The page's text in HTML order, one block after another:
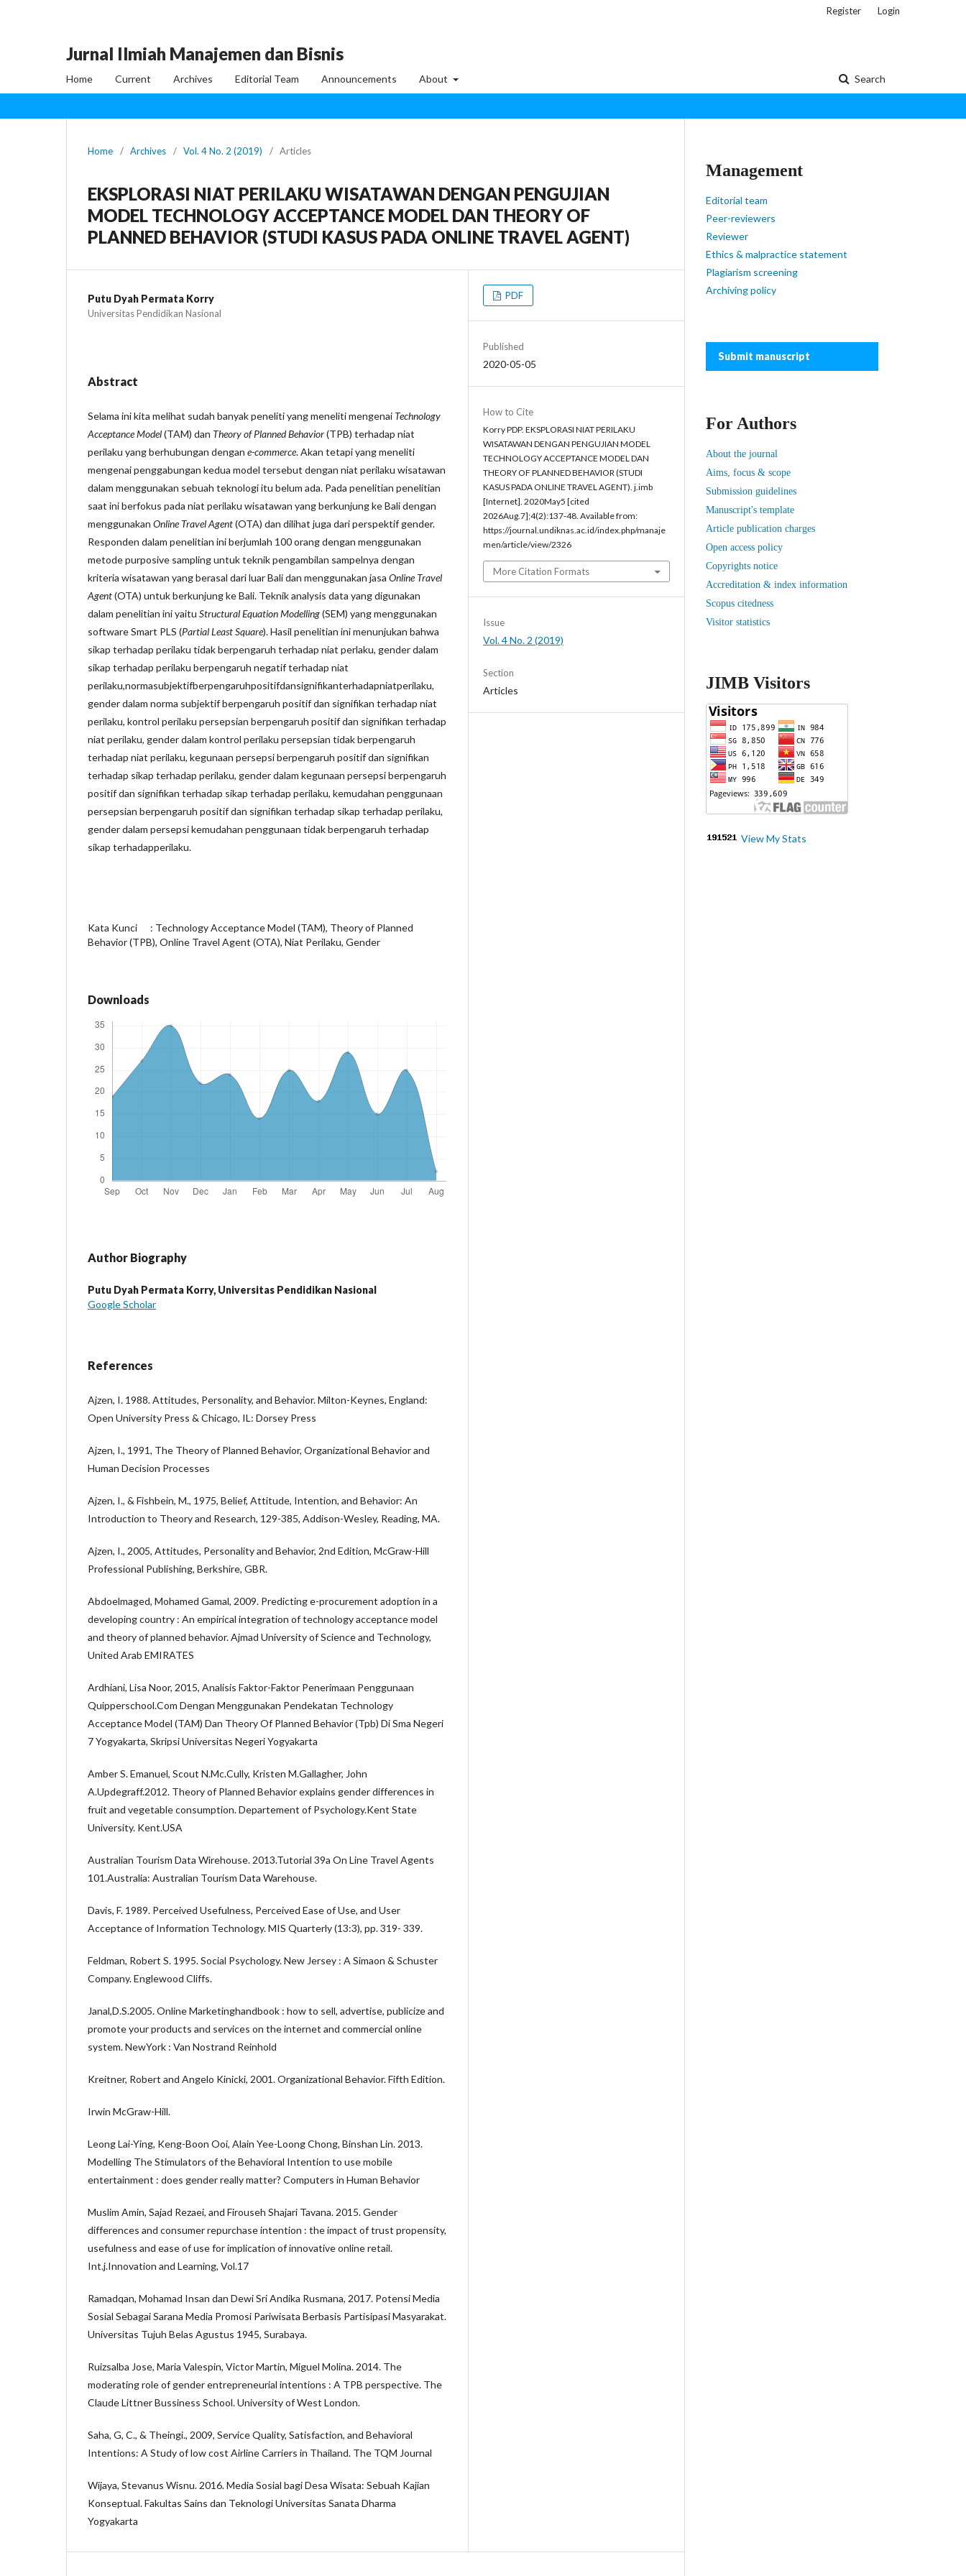
Jurnal Ilmiah Manajemen dan Bisnis
Home Current Archives Editorial Team Announcements About Search
Register Login
Home / Archives / Vol. 4 No. 2 (2019) / Articles
EKSPLORASI NIAT PERILAKU WISATAWAN DENGAN PENGUJIAN
MODEL TECHNOLOGY ACCEPTANCE MODEL DAN THEORY OF
PLANNED BEHAVIOR (STUDI KASUS PADA ONLINE TRAVEL AGENT)
Putu Dyah Permata Korry
Universitas Pendidikan Nasional
Abstract
Selama ini kita melihat sudah banyak peneliti yang meneliti mengenai Technology
Acceptance Model(TAM) dan Theory of Planned Behavior(TPB) terhadap niat
perilaku yang berhubungan dengan e-commerce. Akan tetapi yang meneliti
mengenai penggabungan kedua model tersebut dengan niat perilaku wisatawan
dalam menggunakan sebuah teknologi itu belum ada. Pada penelitian penelitian
saat ini berfokus pada niat perilaku wisatawan yang berkunjung ke Bali dengan
menggunakan Online Travel Agent(OTA) dan dilihat juga dari perspektif gender.
Responden dalam penelitian ini berjumlah 100 orang dengan menggunakan
metode purposive sampling untuk teknik pengambilan sampelnya dengan
kriteria wisatawan yang berasal dari luar Bali dan menggunakan jasa Online Travel
Agent(OTA) untuk berkunjung ke Bali. Teknik analysis data yang digunakan
dalam penelitian ini yaitu Structural Equation Modelling(SEM) yang menggunakan
software Smart PLS (Partial Least Square). Hasil penelitian ini menunjukan bahwa
sikap terhadap perilaku tidak berpengaruh terhadap niat perlaku, gender dalam
sikap terhadap perilaku berpengaruh negatif terhadap niat
perilaku,normasubjektifberpengaruhpositifdansignifikanterhadapniatperilaku,
gender dalam norma subjektif berpengaruh positif dan signifikan terhadap niat
perilaku, kontrol perilaku persepsian berpengaruh positif dan signifikan terhadap
niat perilaku, gender dalam kontrol perilaku persepsian tidak berpengaruh
terhadap niat perilaku, kegunaan persepsi berpengaruh positif dan signifikan
terhadap sikap terhadap perilaku, gender dalam kegunaan persepsi berpengaruh
positif dan signifikan terhadap sikap terhadap perilaku, kemudahan penggunaan
persepsian berpengaruh positif dan signifikan terhadap sikap terhadap perilaku,
gender dalam persepsi kemudahan penggunaan tidak berpengaruh terhadap
sikap terhadapperilaku.
Kata Kunci : Technology Acceptance Model (TAM), Theory of Planned
Behavior (TPB), Online Travel Agent (OTA), Niat Perilaku, Gender
Downloads
Author Biography
Putu Dyah Permata Korry, Universitas Pendidikan Nasional
Google Scholar
References
Ajzen, I. 1988. Attitudes, Personality, and Behavior. Milton-Keynes, England:
Open University Press & Chicago, IL: Dorsey Press
Ajzen, I., 1991, The Theory of Planned Behavior, Organizational Behavior and
Human Decision Processes
Ajzen, I., & Fishbein, M., 1975, Belief, Attitude, Intention, and Behavior: An
Introduction to Theory and Research, 129-385, Addison-Wesley, Reading, MA.
Ajzen, I., 2005, Attitudes, Personality and Behavior, 2nd Edition, McGraw-Hill
Professional Publishing, Berkshire, GBR.
Abdoelmaged, Mohamed Gamal, 2009. Predicting e-procurement adoption in a
developing country : An empirical integration of technology acceptance model
and theory of planned behavior. Ajmad University of Science and Technology,
United Arab EMIRATES
Ardhiani, Lisa Noor, 2015, Analisis Faktor-Faktor Penerimaan Penggunaan
Quipperschool.Com Dengan Menggunakan Pendekatan Technology
Acceptance Model (TAM) Dan Theory Of Planned Behavior (Tpb) Di Sma Negeri
7 Yogyakarta, Skripsi Universitas Negeri Yogyakarta
Amber S. Emanuel, Scout N.Mc.Cully, Kristen M.Gallagher, John
A.Updegraff.2012. Theory of Planned Behavior explains gender differences in
fruit and vegetable consumption. Departement of Psychology.Kent State
University. Kent.USA
Australian Tourism Data Wirehouse. 2013.Tutorial 39a On Line Travel Agents
101.Australia: Australian Tourism Data Warehouse.
Davis, F. 1989. Perceived Usefulness, Perceived Ease of Use, and User
Acceptance of Information Technology. MIS Quarterly (13:3), pp. 319- 339.
Feldman, Robert S. 1995. Social Psychology. New Jersey : A Simaon & Schuster
Company. Englewood Cliffs.
Janal,D.S.2005. Online Marketinghandbook : how to sell, advertise, publicize and
promote your products and services on the internet and commercial online
system. NewYork : Van Nostrand Reinhold
Kreitner, Robert and Angelo Kinicki, 2001. Organizational Behavior. Fifth Edition.
Irwin McGraw-Hill.
Leong Lai-Ying, Keng-Boon Ooi, Alain Yee-Loong Chong, Binshan Lin. 2013.
Modelling The Stimulators of the Behavioral Intention to use mobile
entertainment : does gender really matter? Computers in Human Behavior
Muslim Amin, Sajad Rezaei, and Firouseh Shajari Tavana. 2015. Gender
differences and consumer repurchase intention : the impact of trust propensity,
usefulness and ease of use for implication of innovative online retail.
Int.j.Innovation and Learning, Vol.17
Ramadqan, Mohamad Insan dan Dewi Sri Andika Rusmana, 2017. Potensi Media
Sosial Sebagai Sarana Media Promosi Pariwisata Berbasis Partisipasi Masyarakat.
Universitas Tujuh Belas Agustus 1945, Surabaya.
Ruizsalba Jose, Maria Valespin, Victor Martin, Miguel Molina. 2014. The
moderating role of gender entrepreneurial intentions : A TPB perspective. The
Claude Littner Bussiness School. University of West London.
Saha, G, C., & Theingi., 2009, Service Quality, Satisfaction, and Behavioral
Intentions: A Study of low cost Airline Carriers in Thailand. The TQM Journal
Wijaya, Stevanus Wisnu. 2016. Media Sosial bagi Desa Wisata: Sebuah Kajian
Konseptual. Fakultas Sains dan Teknologi Universitas Sanata Dharma
Yogyakarta
PDF
Published
2020-05-05
How to Cite
Korry PDP. EKSPLORASI NIAT PERILAKU
WISATAWAN DENGAN PENGUJIAN MODEL
TECHNOLOGY ACCEPTANCE MODEL DAN
THEORY OF PLANNED BEHAVIOR (STUDI
KASUS PADA ONLINE TRAVEL AGENT). j.imb
[Internet]. 2020May5 [cited
2026Aug.7];4(2):137-48. Available from:
https://journal.undiknas.ac.id/index.php/manaje
men/article/view/2326
More Citation Formats
Issue
Vol. 4 No. 2 (2019)
Section
Articles
Management
Editorial team
Peer-reviewers
Reviewer
Ethics & malpractice statement
Plagiarism screening
Archiving policy
Submit manuscript
For Authors
About the journal
Aims, focus & scope
Submission guidelines
Manuscript's template
Article publication charges
Open access policy
Copyrights notice
Accreditation & index information
Scopus citedness
Visitor statistics
JIMB Visitors
View My Stats